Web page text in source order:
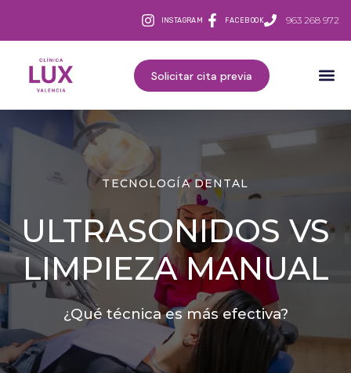
INSTAGRAM FACEBOOK 963 268 972
Solicitar cita previa
TECNOLOGÍA DENTAL
ULTRASONIDOS VS
LIMPIEZA MANUAL
¿Qué técnica es más efectiva?